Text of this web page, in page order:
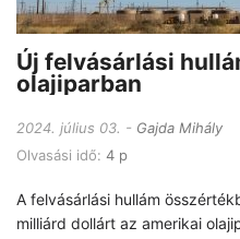
Új felvásárlási
olajiparban
2024. július 03.
Gajda Mihály
Olvasási idő: 4 p
A felvásárlási hullám
milliárd dollárt az amerikai